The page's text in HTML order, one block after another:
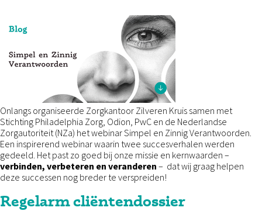
Onlangs organiseerde Zorgkantoor Zilveren Kruis samen met
Stichting Philadelphia Zorg, Odion, PwC en de Nederlandse
Zorgautoriteit (NZa) het webinar Simpel en Zinnig Verantwoorden.
Een inspirerend webinar waarin twee succesverhalen werden
gedeeld. Het past zo goed bij onze missie en kernwaarden –
verbinden, verbeteren en veranderen– dat wij graag helpen
deze successen nog breder te verspreiden!
Regelarm cliëntendossier